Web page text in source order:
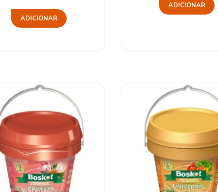
ADICIONAR
ADICIONAR